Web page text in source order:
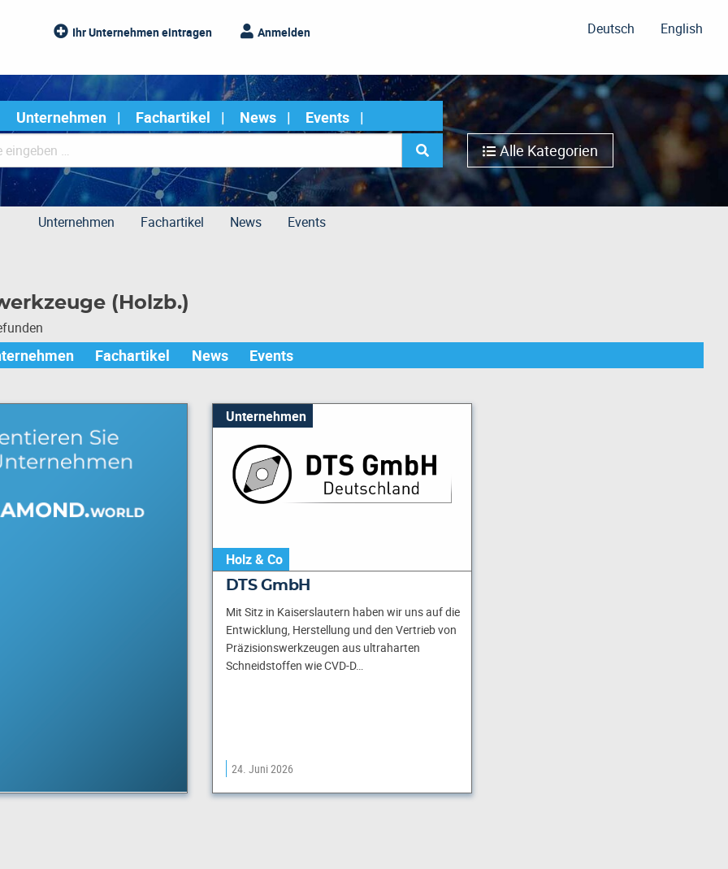
Ihr Unternehmen eintragen Anmelden Deutsch English
Unternehmen Fachartikel News
Events
Alle Kategorien
Unternehmen Fachartikel News Events
(Holzb.)
Fachartikel News Events
Unternehmen
Holz & Co
DTS GmbH
Mit Sitz in Kaiserslautern haben wir uns auf die
Entwicklung, Herstellung und den Vertrieb von
Präzisionswerkzeugen aus ultraharten
Schneidstoffen wie CVD-D…
24. Juni 2026